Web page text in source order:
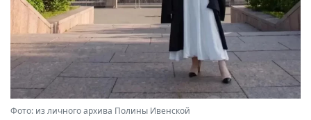
Фото: из личного архива Полины Ивенской